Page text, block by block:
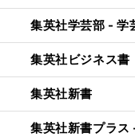
集英社学芸部 - 学
集英社ビジネス書
集英社新書
集英社新書プラス